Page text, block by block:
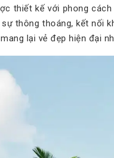
thiết kế với phong
thông thoáng, kết nối
lại vẻ đẹp hiện đại